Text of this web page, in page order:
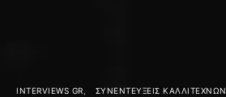
INTERVIEWS GR ΣΥΝΕΝΤΕΎΞΕΙΣ ΚΑΛΛΙΤΕΧΝΏΝ